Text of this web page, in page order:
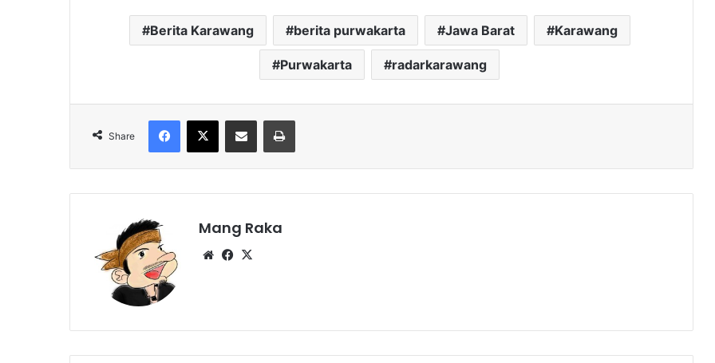
Berita Karawang berita purwakarta Jawa Barat Karawang
Purwakarta radarkarawang
Share
Facebook
X Share via Email Print
Mang Raka
WebsiteFacebook